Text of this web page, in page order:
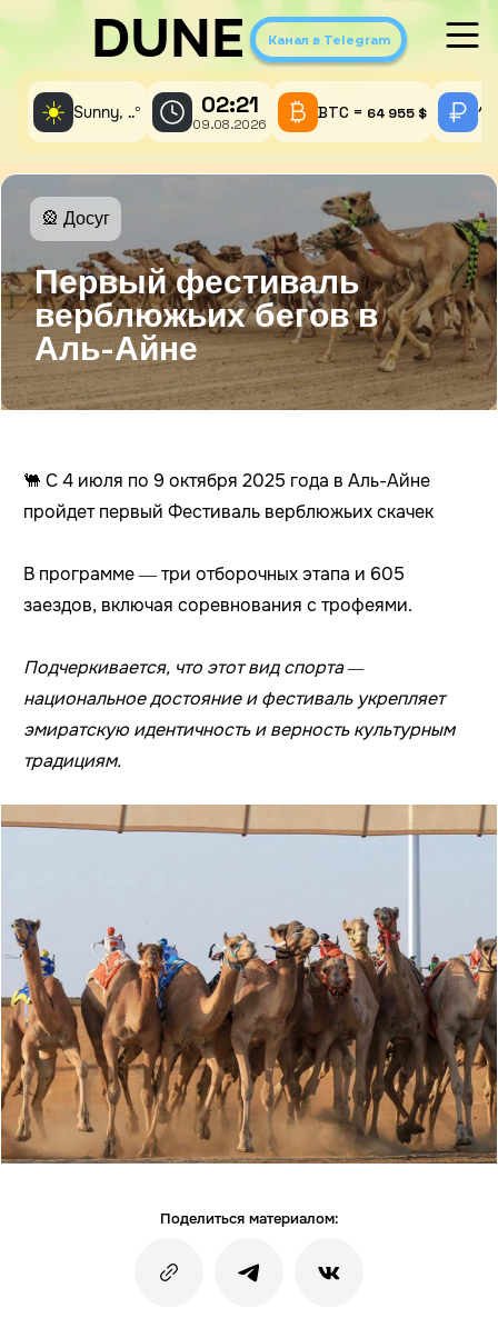
DUNE Канал в Telegram
☀️ Sunny, ..° 02:21
09.08.2026
BTC = 64 955 $ 1
Первый фестиваль
верблюжьих бегов в
Аль-Айне
🎡 Досуг
🐫 С 4 июля по 9 октября 2025 года в Аль-Айне
пройдет первый Фестиваль верблюжьих скачек
В программе — три отборочных этапа и 605
заездов, включая соревнования с трофеями.
Подчеркивается, что этот вид спорта —
национальное достояние и фестиваль укрепляет
эмиратскую идентичность и верность культурным
традициям.
Поделиться материалом: